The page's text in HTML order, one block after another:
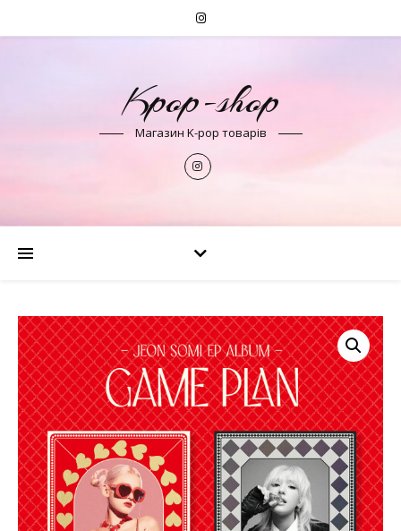
Kpop-shop
Магазин K-pop товарів